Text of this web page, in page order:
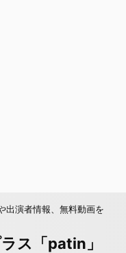
出演者情報、無料動画を
ス「patin」